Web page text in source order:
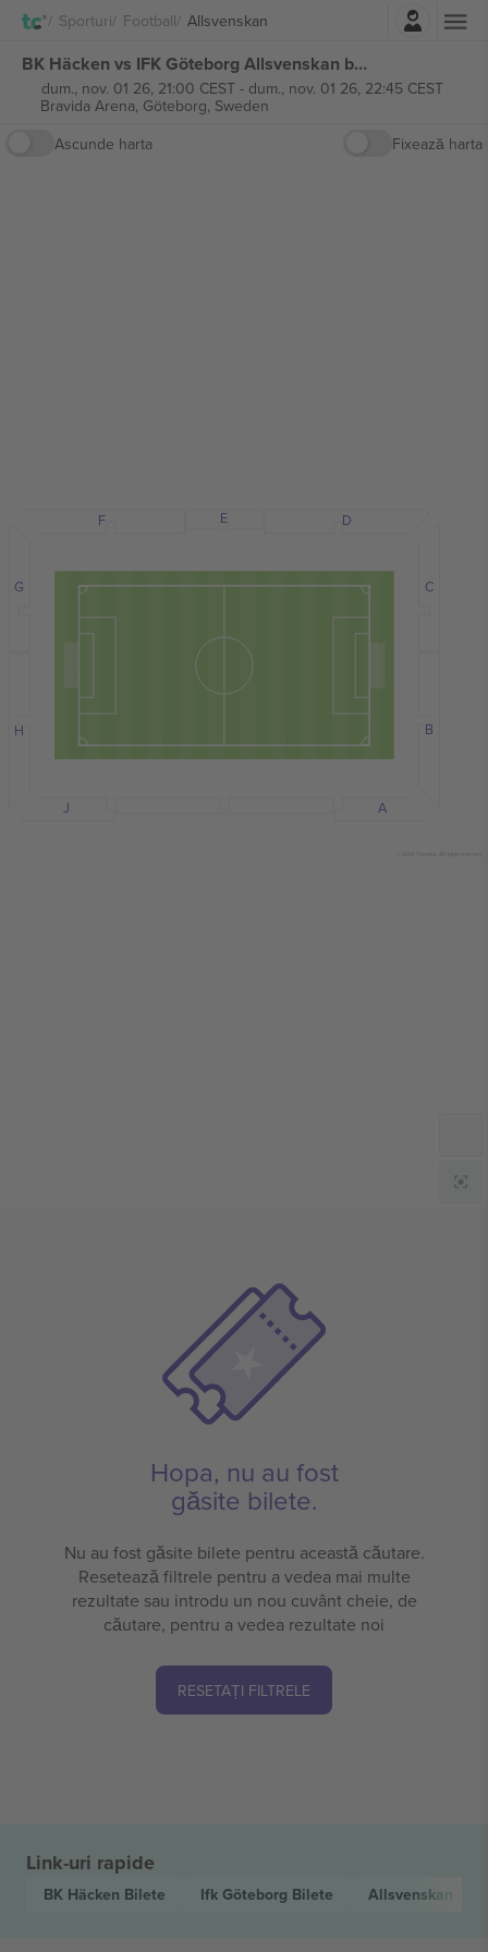
Sporturi Football AllsvenskanAutentificare
BK Häcken vs IFK Göteborg Allsvenskan bilete
dum., nov. 01 26, 21:00 CEST- dum., nov. 01 26, 22:45 CEST
Bravida Arena, Göteborg, Sweden
Ascunde harta
Fixează harta
B
C
G
H
A
D
E
F
J
Hopa, nu au fost
găsite bilete.
Nu au fost găsite bilete pentru această căutare.
Resetează filtrele pentru a vedea mai multe
rezultate sau introdu un nou cuvânt cheie, de
căutare, pentru a vedea rezultate noi
RESETAȚI FILTRELE
Link-uri rapide
BK Häcken Bilete Ifk Göteborg Bilete Allsvenskan